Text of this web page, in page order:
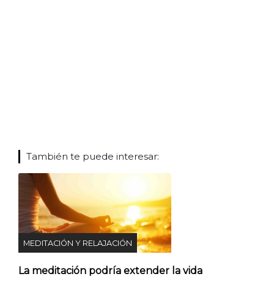
También te puede interesar:
MEDITACIÓN Y RELAJACIÓN
La meditación podría extender la vida